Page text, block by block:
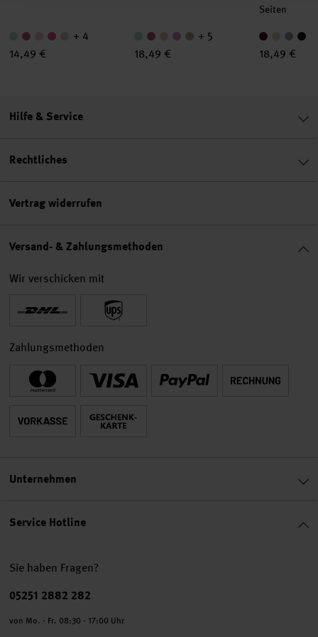
+ 4
14,49 €
+ 5
18,49 €
Seiten
18,49 €
Service Hotline
Sie haben Fragen?
Telefonnummer
05251 2882 282
von Mo. - Fr. 08:30 - 17:00 Uhr
Hilfe & Service
Rechtliches
Vertrag widerrufen
Versand- & Zahlungsmethoden
Wir verschicken mit
Zahlungsmethoden
Unternehmen